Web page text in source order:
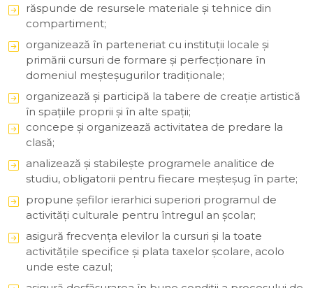
răspunde de resursele materiale şi tehnice din
compartiment;
organizează în parteneriat cu instituţii locale şi
primării cursuri de formare şi perfecţionare în
domeniul meşteşugurilor tradiţionale;
organizează și participă la tabere de creație artistică
în spațiile proprii și în alte spații;
concepe şi organizează activitatea de predare la
clasă;
analizează şi stabileşte programele analitice de
studiu, obligatorii pentru fiecare meşteşug în parte;
propune şefilor ierarhici superiori programul de
activităţi culturale pentru întregul an şcolar;
asigură frecvenţa elevilor la cursuri şi la toate
activităţile specifice şi plata taxelor şcolare, acolo
unde este cazul;